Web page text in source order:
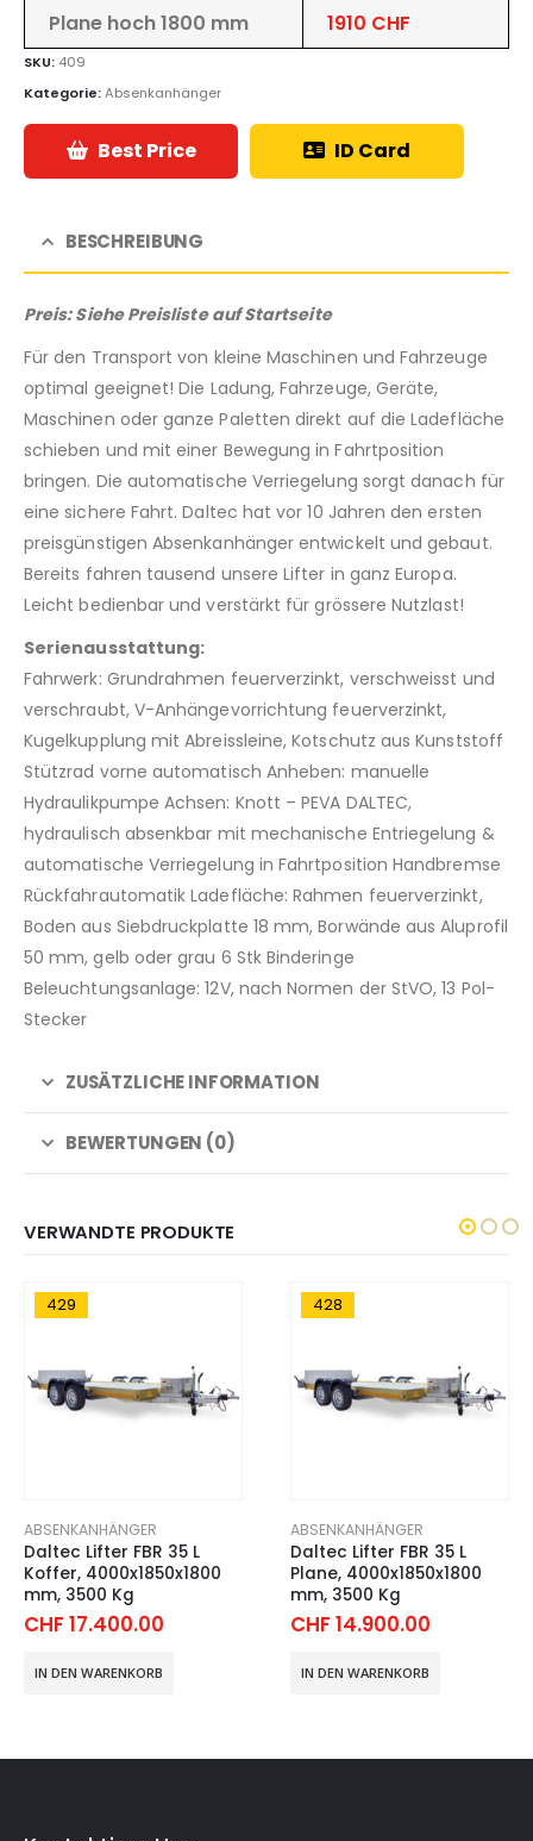
Plane hoch 1800 mm 1910 CHF
SKU: 409
Kategorie:Absenkanhänger
Best Price ID Card
BESCHREIBUNG
Preis: Siehe Preisliste auf Startseite
Für den Transport von kleine Maschinen und Fahrzeuge
optimal geeignet! Die Ladung, Fahrzeuge, Geräte,
Maschinen oder ganze Paletten direkt auf die Ladefläche
schieben und mit einer Bewegung in Fahrtposition
bringen. Die automatische Verriegelung sorgt danach für
eine sichere Fahrt. Daltec hat vor 10 Jahren den ersten
preisgünstigen Absenkanhänger entwickelt und gebaut.
Bereits fahren tausend unsere Lifter in ganz Europa.
Leicht bedienbar und verstärkt für grössere Nutzlast!
Serienausstattung:
Fahrwerk: Grundrahmen feuerverzinkt, verschweisst und
verschraubt, V-Anhängevorrichtung feuerverzinkt,
Kugelkupplung mit Abreissleine, Kotschutz aus Kunststoff
Stützrad vorne automatisch Anheben: manuelle
Hydraulikpumpe Achsen: Knott – PEVA DALTEC,
hydraulisch absenkbar mit mechanische Entriegelung &
automatische Verriegelung in Fahrtposition Handbremse
Rückfahrautomatik Ladefläche: Rahmen feuerverzinkt,
Boden aus Siebdruckplatte 18 mm, Borwände aus Aluprofil
50 mm, gelb oder grau 6 Stk Binderinge
Beleuchtungsanlage: 12V, nach Normen der StVO, 13 Pol-
Stecker
ZUSÄTZLICHE INFORMATION
BEWERTUNGEN (0)
VERWANDTE PRODUKTE
428
ABSENKANHÄNGER
Daltec Lifter FBR 35 L
Plane, 4000x1850x1800
mm, 3500 Kg
CHF14.900.00
IN DEN WARENKORB
425
ABSENKANHÄNGER
Daltec Lifter FBR 35
Plane, 3700x1670x1800
mm, 3500 Kg
CHF14.800.00
IN DEN WARENKORB